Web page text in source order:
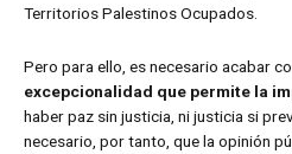
Territorios Palestinos Ocupados.
Pero para ello, es necesario acabar
excepcionalidad que permite la
haber paz sin justicia, ni justicia si
necesario, por tanto, que la opinión